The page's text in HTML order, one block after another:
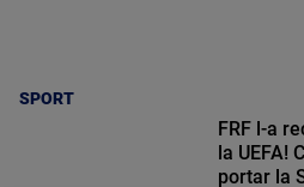
SPORT
FRF l-a
la UEFA!
portar la